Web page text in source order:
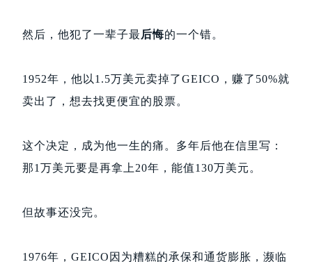
然后，他犯了一辈子最后悔的一个错。
1952年，他以1.5万美元卖掉了GEICO，赚了50%就
卖出了，想去找更便宜的股票。
这个决定，成为他一生的痛。多年后他在信里写：
那1万美元要是再拿上20年，能值130万美元。
但故事还没完。
1976年，GEICO因为糟糕的承保和通货膨胀，濒临